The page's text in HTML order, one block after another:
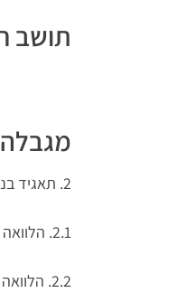
תושב
מגבלה
2. תאגיד בנקאי לא יאשר ולא יבצע הלוואה לדיור, בשיעור מימון העולה על השיעורים הבאים:
2.1. הלוואה לדיור לצורך רכישת זכות במקרקעין המהווים דירה יחידה – 75%.
2.2. הלוואה לדיור לצורך רכישת זכות במקרקעין המהווים דירה חליפית – 70%.